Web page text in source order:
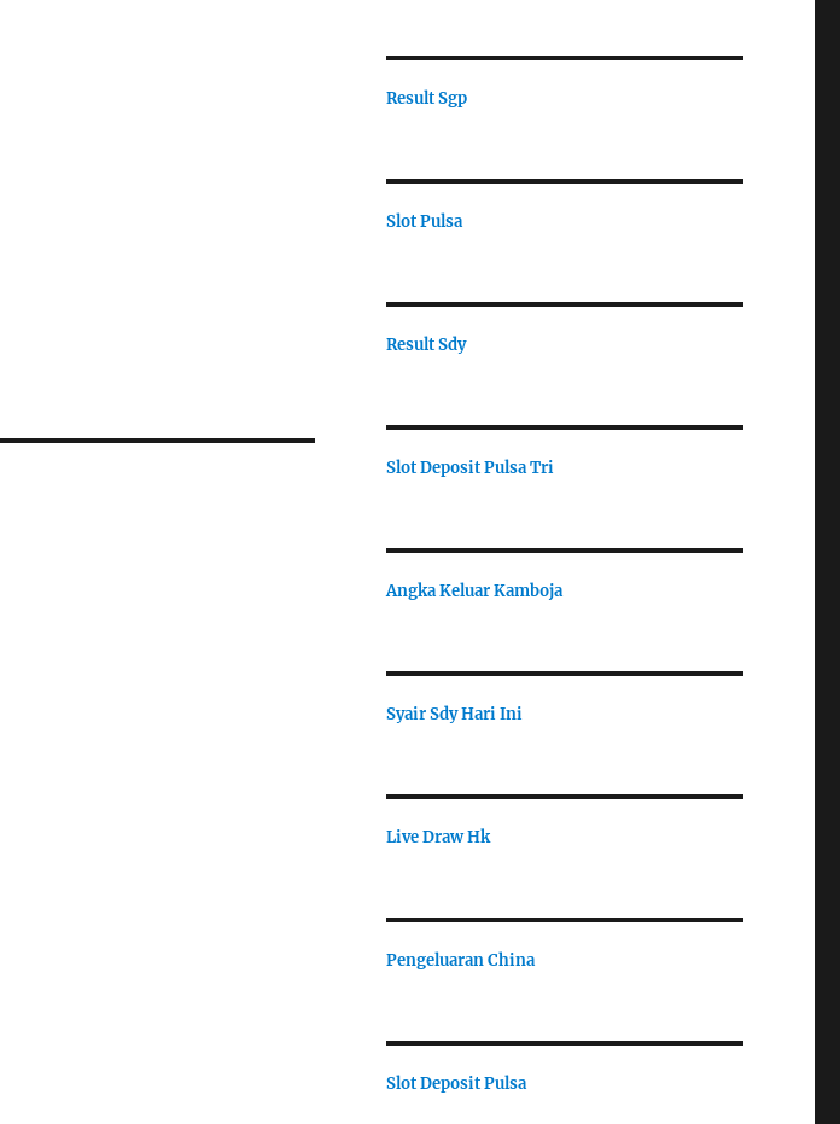
Result Sgp
Slot Pulsa
Result Sdy
Slot Deposit Pulsa Tri
Angka Keluar Kamboja
Syair Sdy Hari Ini
Live Draw Hk
Pengeluaran China
Slot Deposit Pulsa